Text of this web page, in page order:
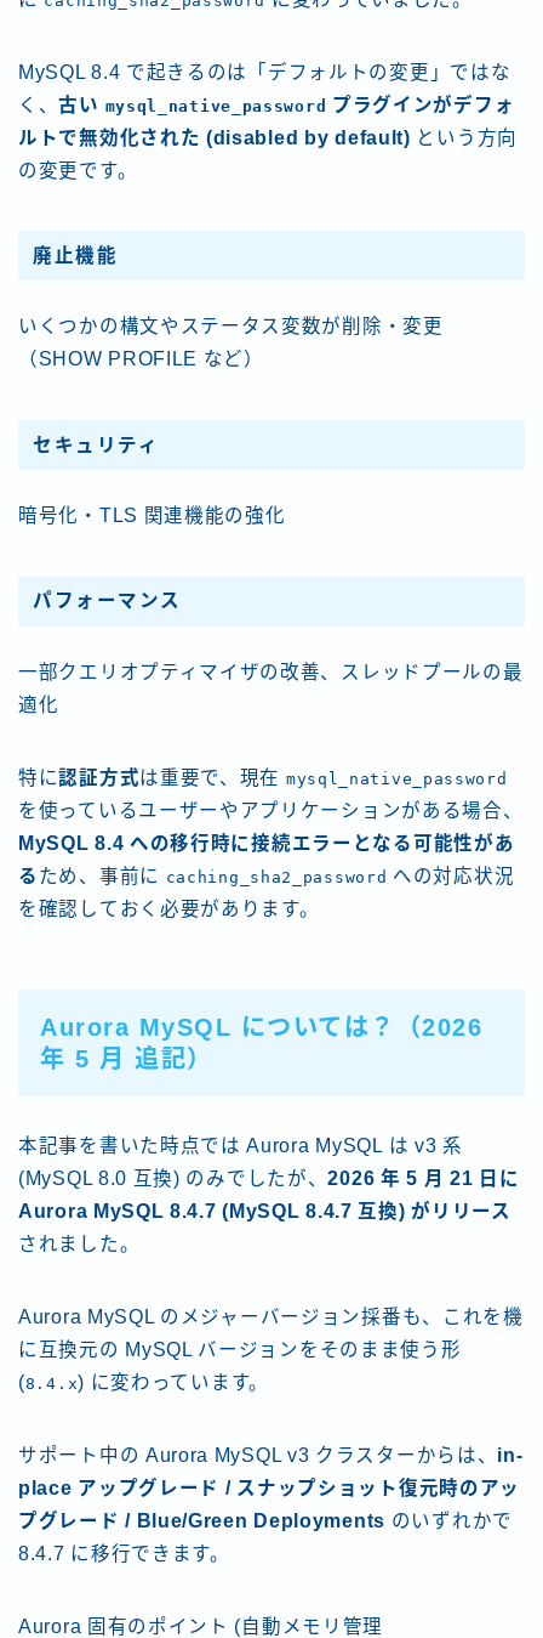
MySQL 8.4 で起きるのは「デフォルトの変更」ではな
く、古い mysql_native_password プラグインがデフォ
ルトで無効化された (disabled by default) という方向
の変更です。
廃止機能
いくつかの構文やステータス変数が削除・変更
（SHOW PROFILE など）
セキュリティ
暗号化・TLS 関連機能の強化
パフォーマンス
一部クエリオプティマイザの改善、スレッドプールの最
適化
特に認証方式は重要で、現在 mysql_native_password
を使っているユーザーやアプリケーションがある場合、
MySQL 8.4 への移行時に接続エラーとなる可能性があ
る ため、事前に caching_sha2_password への対応状況
を確認しておく必要があります。
Aurora MySQL については？（2026
年 5 月 追記）
本記事を書いた時点では Aurora MySQL は v3 系
(MySQL 8.0 互換) のみでしたが、2026 年 5 月 21 日に
Aurora MySQL 8.4.7 (MySQL 8.4.7 互換) がリリース
されました。
Aurora MySQL のメジャーバージョン採番も、これを機
に互換元の MySQL バージョンをそのまま使う形
(8.4.x) に変わっています。
サポート中の Aurora MySQL v3 クラスターからは、 in-
place アップグレード / スナップショット復元時のアッ
プグレード / Blue/Green Deployments のいずれかで
8.4.7 に移行できます。
Aurora 固有のポイント (自動メモリ管理